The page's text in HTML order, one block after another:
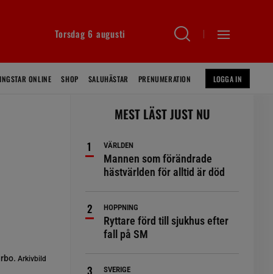
Torsdag 6 augusti
ONLINE SHOP SALUHÄSTAR PRENUMERATION LOGGA IN
Arkivbild
MEST LÄST JUST NU
VÄRLDEN
Mannen som förändrade
hästvärlden för alltid är död
HOPPNING
Ryttare förd till sjukhus efter
fall på SM
SVERIGE